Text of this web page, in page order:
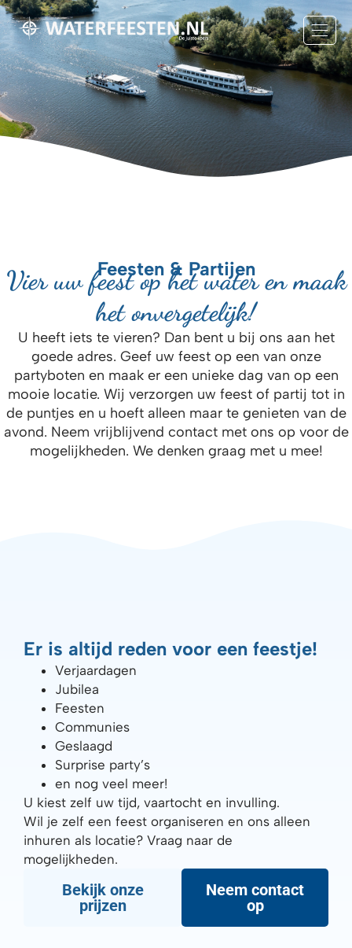
Feesten & Partijen
Vier uw feest op het water en maak
het onvergetelijk!
U heeft iets te vieren? Dan bent u bij ons aan het
goede adres. Geef uw feest op een van onze
partyboten en maak er een unieke dag van op een
mooie locatie. Wij verzorgen uw feest of partij tot in
de puntjes en u hoeft alleen maar te genieten van de
avond. Neem vrijblijvend contact met ons op voor de
mogelijkheden. We denken graag met u mee!
Er is altijd reden voor een feestje!
Verjaardagen
Jubilea
Feesten
Communies
Geslaagd
Surprise party’s
en nog veel meer!
U kiest zelf uw tijd, vaartocht en invulling.
Wil je zelf een feest organiseren en ons alleen
inhuren als locatie? Vraag naar de
mogelijkheden.
Bekijk onze
prijzen
Neem contact
op